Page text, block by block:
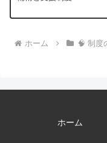
ホーム 🧠 制度
ホーム